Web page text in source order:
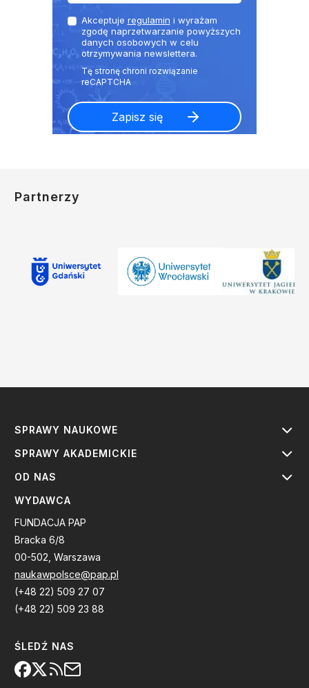
Akceptuje regulamin i wyrażam
zgodę naprzetwarzanie powyższych
danych osobowych w celu
otrzymywania newslettera.
Partnerzy
SPRAWY NAUKOWE
SPRAWY AKADEMICKIE
OD NAS
WYDAWCA
FUNDACJA PAP
Bracka 6/8
00-502, Warszawa
naukawpolsce@pap.pl
(+48 22) 509 27 07
(+48 22) 509 23 88
ŚLEDŹ NAS